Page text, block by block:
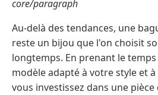
core/paragraph
Au-delà des tendances, une
reste un bijou que l'on choisit
longtemps. En prenant le
modèle adapté à votre style et
vous investissez dans une pièce